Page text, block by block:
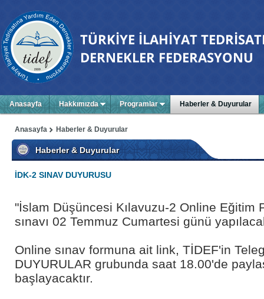
Anasayfa Hakkımızda Programlar Haberler & Duyurular
Haberler & Duyurular
Anasayfa
Haberler & Duyurular
İDK-2 SINAV DUYURUSU
"İslam Düşüncesi Kılavuzu-2 Online Eğitim
sınavı 02 Temmuz Cumartesi günü
Online sınav formuna ait link, TİDEF'in
DUYURULAR grubunda saat 18.00'de
başlayacaktır.